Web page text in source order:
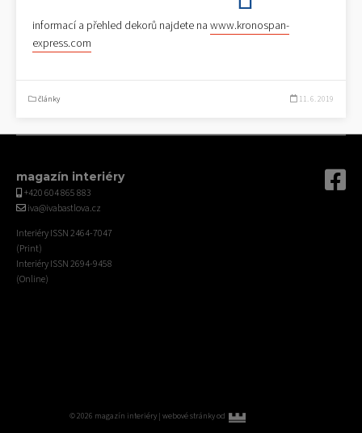
informací a přehled dekorů najdete na www.kronospan-
express.com
články 11. 6. 2019
magazín interiéry
+420 604 865 883
iva@ivabastlova.cz
Interiéry ISSN 2464-7047
(Print)
Interiéry ISSN 2694-9458
(Online)
© 2026 magazín interiéry | webové stránky od